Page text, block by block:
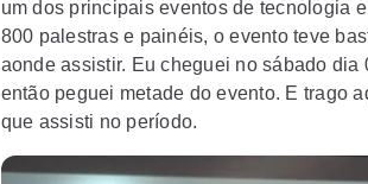
um dos principais eventos de tecnologia
800 palestras e painéis, o evento teve
aonde assistir. Eu cheguei no sábado
então peguei metade do evento. E trago
que assisti no período.